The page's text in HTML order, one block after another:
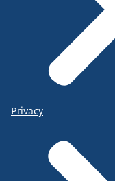
Privacy